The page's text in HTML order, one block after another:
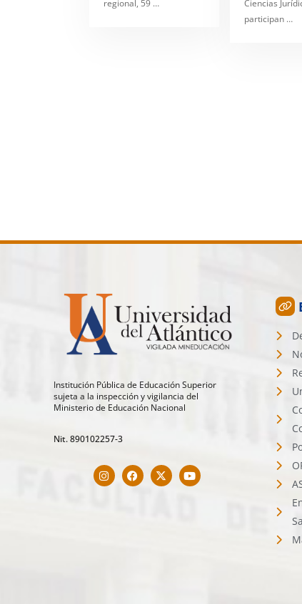
regional, 59 …
Ciencias
participan …
Institución Pública de Educación Superior
sujeta a la inspección y vigilancia del
Ministerio de Educación Nacional
Nit. 890102257-3